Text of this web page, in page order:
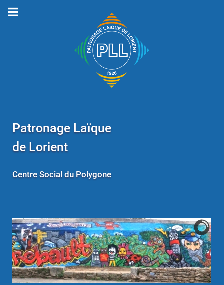
Patronage Laïque
de Lorient
Centre Social du Polygone